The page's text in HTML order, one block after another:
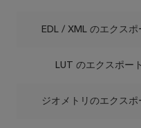
EDL / XML のエクスポ
LUT のエクスポート
ジオメトリのエクスポ